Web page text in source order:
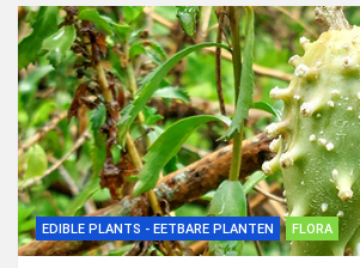
EDIBLE PLANTS - EETBARE PLANTEN FLORA